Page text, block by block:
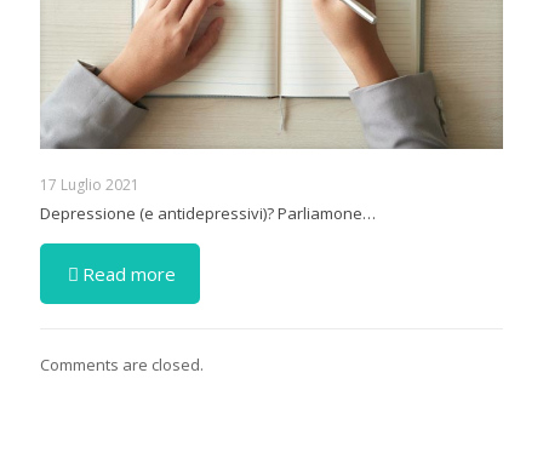
17 Luglio 2021
Depressione (e antidepressivi)? Parliamone…
Read more
Comments are closed.